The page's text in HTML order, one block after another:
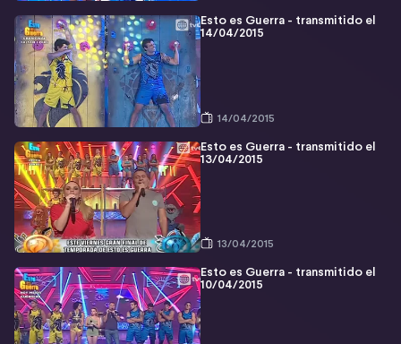
Esto es Guerra - transmitido el
14/04/2015
14/04/2015
Esto es Guerra - transmitido el
13/04/2015
13/04/2015
Esto es Guerra - transmitido el
10/04/2015